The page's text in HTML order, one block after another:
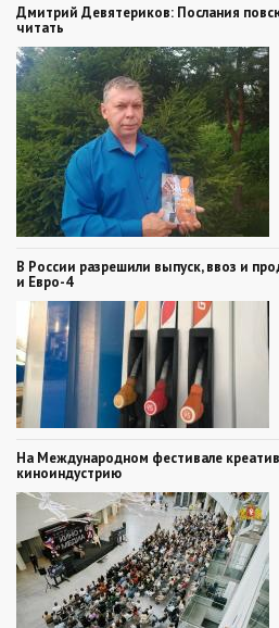
Дмитрий Девятериков: Послания
читать
В России разрешили выпуск, ввоз и
и Евро-4
На Международном фестивале
киноиндустрию